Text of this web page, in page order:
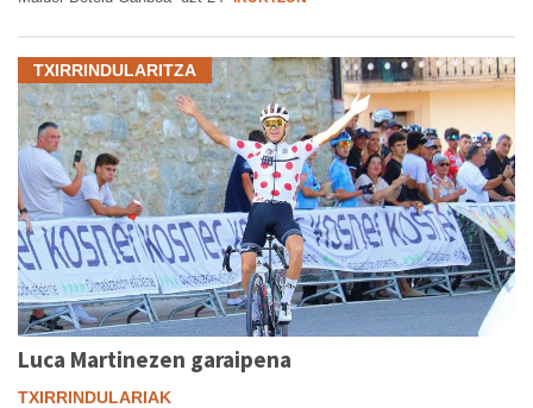
TXIRRINDULARITZA
Luca Martinezen garaipena
TXIRRINDULARIAK